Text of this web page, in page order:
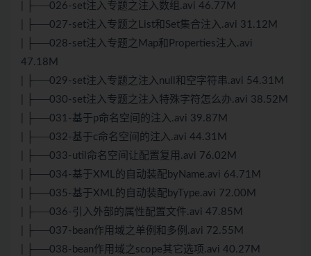
| ├──026-set注入专题之注入数组.avi 46.77M
| ├──027-set注入专题之List和Set集合注入.avi 31.12M
| ├──028-set注入专题之Map和Properties注入.avi
47.18M
| ├──029-set注入专题之注入null和空字符串.avi 54.31M
| ├──030-set注入专题之注入特殊字符怎么办.avi 38.52M
| ├──031-基于p命名空间的注入.avi 39.87M
| ├──032-基于c命名空间的注入.avi 44.31M
| ├──033-util命名空间让配置复用.avi 76.02M
| ├──034-基于XML的自动装配byName.avi 64.71M
| ├──035-基于XML的自动装配byType.avi 72.00M
| ├──036-引入外部的属性配置文件.avi 47.85M
| ├──037-bean作用域之单例和多例.avi 72.55M
| ├──038-bean作用域之scope其它选项.avi 40.27M